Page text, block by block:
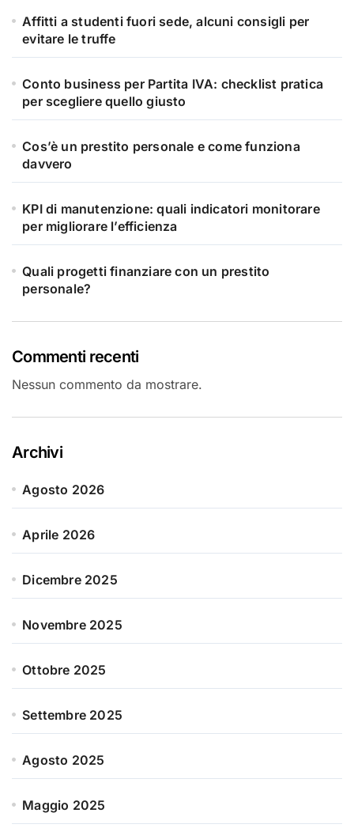
Affitti a studenti fuori sede, alcuni consigli per
evitare le truffe
Conto business per Partita IVA: checklist pratica
per scegliere quello giusto
Cos’è un prestito personale e come funziona
davvero
KPI di manutenzione: quali indicatori monitorare
per migliorare l’efficienza
Quali progetti finanziare con un prestito
personale?
Commenti recenti
Nessun commento da mostrare.
Archivi
Agosto 2026
Aprile 2026
Dicembre 2025
Novembre 2025
Ottobre 2025
Settembre 2025
Agosto 2025
Maggio 2025